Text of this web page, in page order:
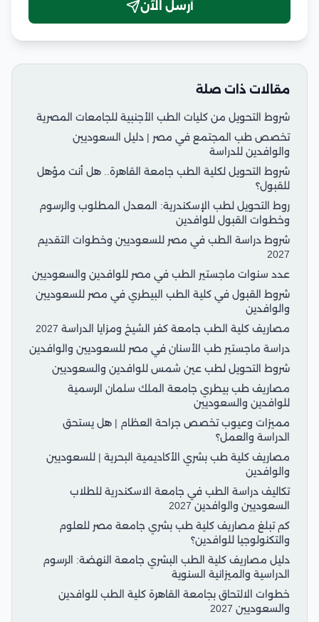
أرسل الآن
مقالات ذات صلة
شروط التحويل من كليات الطب الأجنبية للجامعات المصرية
تخصص طب المجتمع في مصر | دليل السعوديين
والوافدين للدراسة
شروط التحويل لكلية الطب جامعة القاهرة.. هل أنت مؤهل
للقبول؟
روط التحويل لطب الإسكندرية: المعدل المطلوب والرسوم
وخطوات القبول للوافدين
شروط دراسة الطب في مصر للسعوديين وخطوات التقديم
2027
عدد سنوات ماجستير الطب في مصر للوافدين والسعوديين
شروط القبول في كلية الطب البيطري في مصر للسعوديين
والوافدين
مصاريف كلية الطب جامعة كفر الشيخ ومزايا الدراسة 2027
دراسة ماجستير طب الأسنان في مصر للسعوديين والوافدين
شروط التحويل لطب عين شمس للوافدين والسعوديين
مصاريف طب بيطري جامعة الملك سلمان الرسمية
للوافدين والسعوديين
مميزات وعيوب تخصص جراحة العظام | هل يستحق
الدراسة والعمل؟
مصاريف كلية طب بشري الأكاديمية البحرية | للسعوديين
والوافدين
تكاليف دراسة الطب في جامعة الاسكندرية للطلاب
السعوديين والوافدين 2027
كم تبلغ مصاريف كلية طب بشري جامعة مصر للعلوم
والتكنولوجيا للوافدين؟
دليل مصاريف كلية الطب البشري جامعة النهضة: الرسوم
الدراسية والميزانية السنوية
خطوات الالتحاق بجامعة القاهرة كلية الطب للوافدين
والسعوديين 2027